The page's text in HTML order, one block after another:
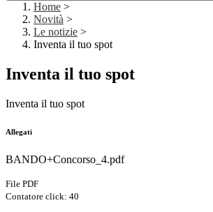
Home >
Novità >
Le notizie >
Inventa il tuo spot
Inventa il tuo spot
Inventa il tuo spot
Allegati
BANDO+Concorso_4.pdf
File PDF
Contatore click: 40